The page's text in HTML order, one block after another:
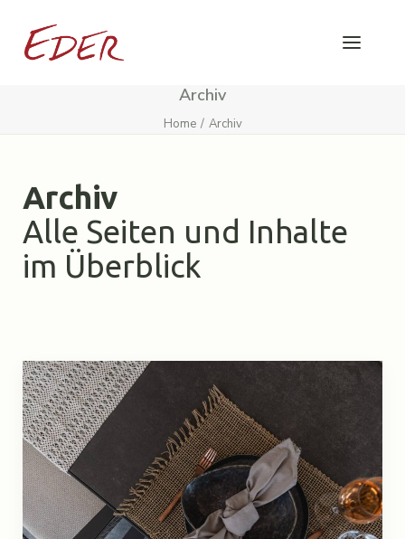
Archiv
Home Archiv
Archiv
Alle Seiten und Inhalte
im Überblick